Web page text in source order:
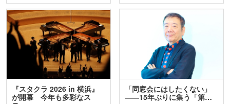
『スタクラ 2026 in 横浜』
が開幕 今年も多彩なス
「同窓会にはしたくない」
――15年ぶりに集う「第…